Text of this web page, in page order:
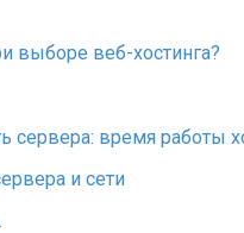
выборе веб-хостинга?
сервера: время работы
и сети